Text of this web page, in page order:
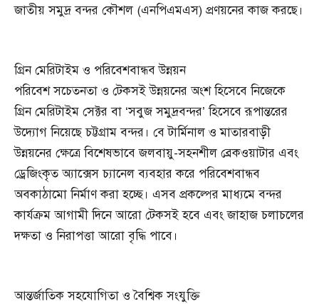
জাতীয় সমুদ্র বন্দর কৌশল (এনপিএমএস) প্রণয়নের কাজ করছে।
গ্রিন মেরিটাইম ও পরিবেশবান্ধব উন্নয়ন
পরিবেশ সচেতনতা ও টেকসই উন্নয়নের অংশ হিসেবে নিজেকে
গ্রিন মেরিটাইম সেক্টর বা ‘সবুজ সমুদ্রবন্দর’ হিসেবে রূপান্তরের
উদ্যোগ নিয়েছে চট্টগ্রাম বন্দর। বে টার্মিনাল ও মাতারবাড়ী
উন্নয়নের ক্ষেত্রে বিশেষভাবে জলবায়ু-সহনশীল ব্রেকওয়াটার এবং
ড্রেজিংকৃত অ্যাক্সেস চ্যানেল ব্যবহার করে পরিবেশবান্ধব
অবকাঠামো নির্মাণ করা হচ্ছে। এসব প্রকল্পের মাধ্যমে বন্দর
কার্যক্রম আগামী দিনে আরো টেকসই হবে এবং জাহাজ চলাচলের
দক্ষতা ও নিরাপত্তা আরো বৃদ্ধি পাবে।
আন্তর্জাতিক সহযোগিতা ও বৈশ্বিক সংযুক্তি